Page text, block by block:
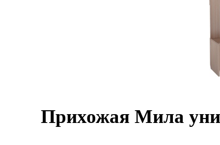
Прихожая Мила